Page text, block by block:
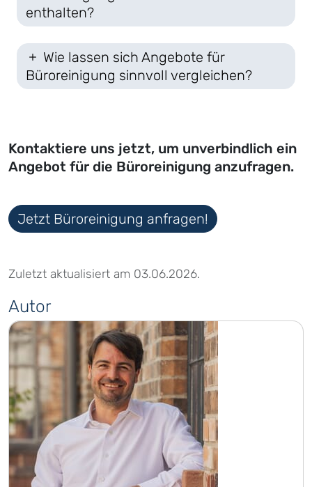
enthalten?
Wie lassen sich Angebote für
Büroreinigung sinnvoll vergleichen?
Kontaktiere uns jetzt, um unverbindlich ein
Angebot für die Büroreinigung anzufragen.
Jetzt Büroreinigung anfragen!
Zuletzt aktualisiert am 03.06.2026.
Autor